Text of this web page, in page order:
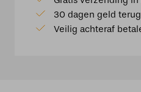
twinspot
single
strip
30 dagen geld
Veilig achteraf